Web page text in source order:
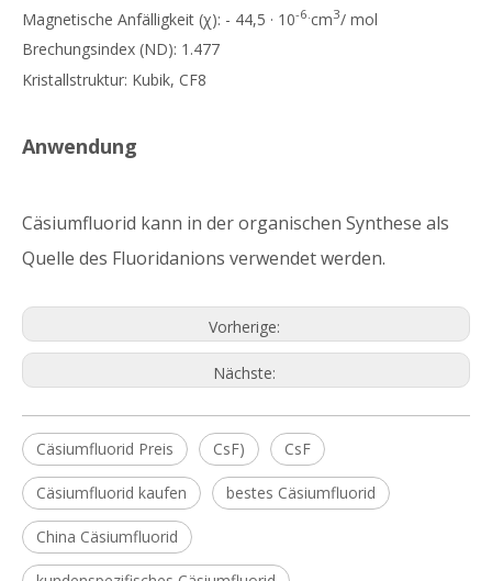
Magnetische Anfälligkeit (χ): - 44,5 · 10-6. cm3/ mol
Brechungsindex (ND): 1.477
Kristallstruktur: Kubik, CF8
Anwendung
Cäsiumfluorid kann in der organischen Synthese als
Quelle des Fluoridanions verwendet werden.
Vorherige:
Nächste:
Cäsiumfluorid Preis CsF) CsF
Cäsiumfluorid kaufen bestes Cäsiumfluorid
China Cäsiumfluorid